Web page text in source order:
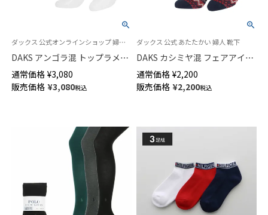
ダックス 公式オンラインショップ 婦人 ウォーマー
DAKS アンゴラ混 トップラメ
LW レッグウォーマー レディー
ス あたたかい 03368741
通常価格 ¥3,080
販売価格 ¥3,080税込
ダックス 公式 あたたかい 婦人 靴下
DAKS カシミヤ混 フェアアイル
ベア クルー丈 ソックス レディ
ース 03368738
通常価格 ¥2,200
販売価格 ¥2,200税込